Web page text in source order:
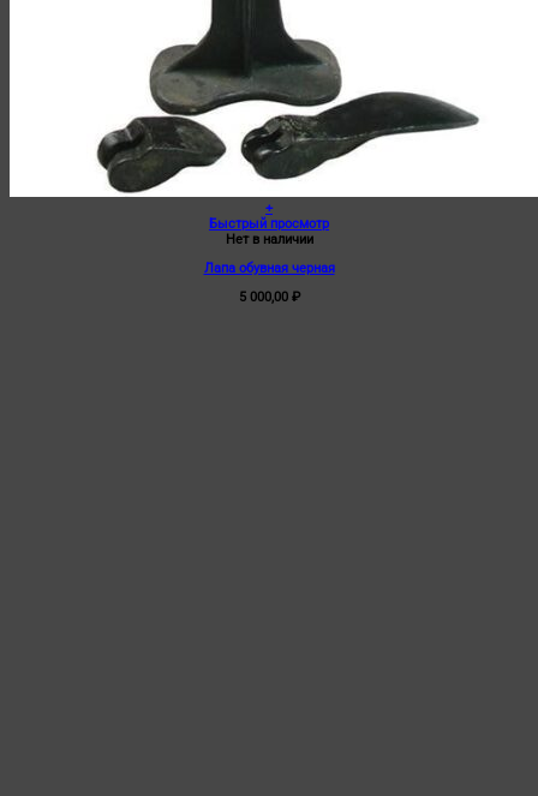
+
Быстрый просмотр
Нет в наличии
Лапа обувная черная
5 000,00 ₽